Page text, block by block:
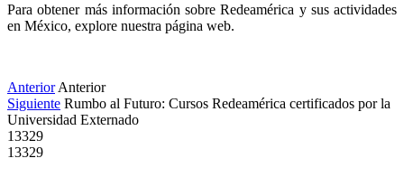
Para obtener más información sobre Redeamérica y sus actividades
en México, explore nuestra página web.
Anterior Anterior
Siguiente Rumbo al Futuro: Cursos Redeamérica certificados por la
Universidad Externado
13329
13329